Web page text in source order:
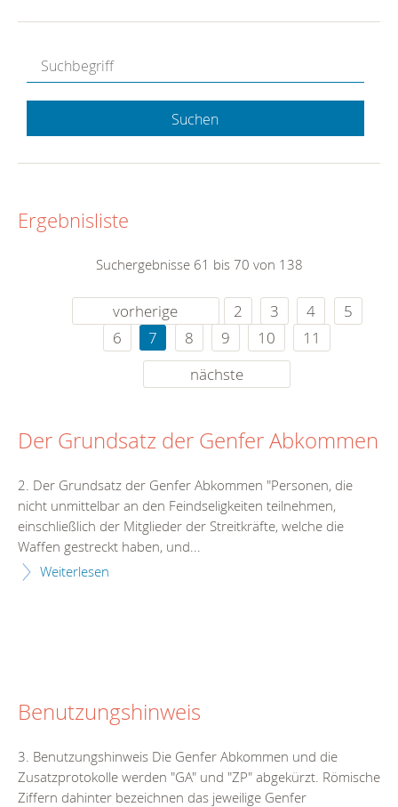
Suchen
Ergebnisliste
Suchergebnisse 61 bis 70 von 138
vorherige 2 3 4
5
6
7 8 9 10
11
nächste
Der Grundsatz der Genfer Abkommen
2. Der Grundsatz der Genfer Abkommen "Personen, die
nicht unmittelbar an den Feindseligkeiten teilnehmen,
einschließlich der Mitglieder der Streitkräfte, welche die
Waffen gestreckt haben, und...
Weiterlesen
Benutzungshinweis
3. Benutzungshinweis Die Genfer Abkommen und die
Zusatzprotokolle werden "GA" und "ZP" abgekürzt. Römische
Ziffern dahinter bezeichnen das jeweilige Genfer